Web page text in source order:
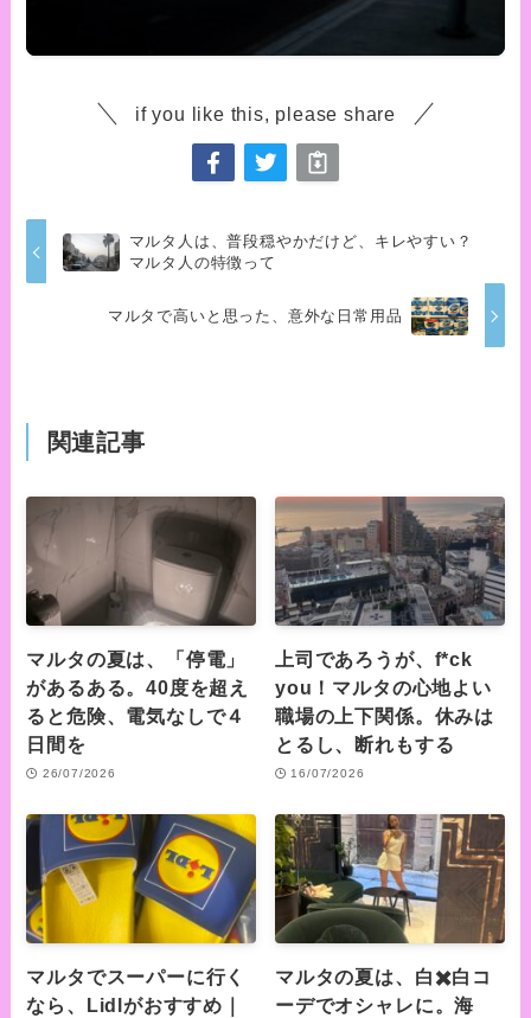
if you like this, please share
マルタ人は、普段穏やかだけど、キレやすい？
マルタ人の特徴って
マルタで高いと思った、意外な日常用品
関連記事
マルタの夏は、「停電」
があるある。40度を超え
ると危険、電気なしで４
日間を
26/07/2026
上司であろうが、f*ck
you！マルタの心地よい
職場の上下関係。休みは
とるし、断れもする
16/07/2026
マルタでスーパーに行く
なら、Lidlがおすすめ｜
マルタの夏は、白✖️白コ
ーデでオシャレに。海